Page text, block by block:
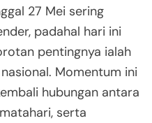
27 Mei sering
padahal hari ini
pentingnya ialah
Momentum ini
hubungan antara
serta